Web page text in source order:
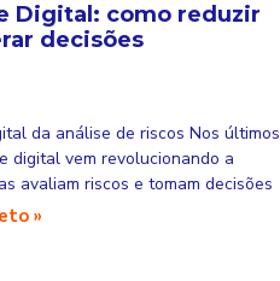
Digital: como reduzir
decisões
da análise de riscos Nos últimos
digital vem revolucionando a
avaliam riscos e tomam decisões
»